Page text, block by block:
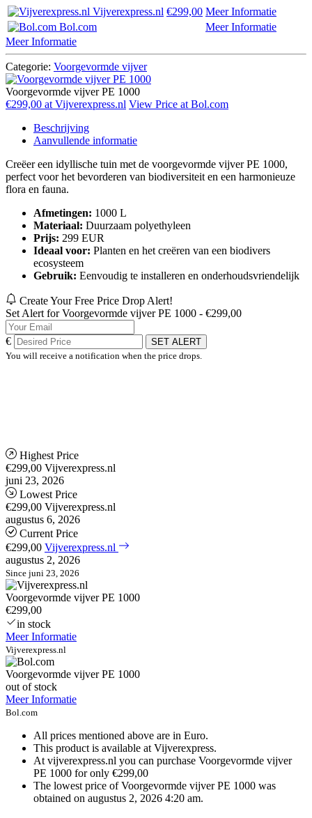
Vijverexpress.nl €299,00 Meer Informatie
Bol.com
Meer Informatie
Meer Informatie
Categorie: Voorgevormde vijver
Voorgevormde vijver PE 1000
€299,00 at Vijverexpress.nl View Price at Bol.com
Beschrijving
Aanvullende informatie
Creëer een idyllische tuin met de voorgevormde vijver PE 1000,
perfect voor het bevorderen van biodiversiteit en een harmonieuze
flora en fauna.
Afmetingen: 1000 L
Materiaal: Duurzaam polyethyleen
Prijs: 299 EUR
Ideaal voor: Planten en het creëren van een biodivers
ecosysteem
Gebruik: Eenvoudig te installeren en onderhoudsvriendelijk
Create Your Free Price Drop Alert!
Set Alert for Voorgevormde vijver PE 1000 - €299,00
€
SET ALERT
You will receive a notification when the price drops.
Highest Price
€299,00 Vijverexpress.nl
juni 23, 2026
Lowest Price
€299,00 Vijverexpress.nl
augustus 6, 2026
Current Price
€299,00 Vijverexpress.nl
augustus 2, 2026
Since juni 23, 2026
Voorgevormde vijver PE 1000
€299,00
in stock
Meer Informatie
Vijverexpress.nl
Voorgevormde vijver PE 1000
out of stock
Meer Informatie
Bol.com
All prices mentioned above are in Euro.
This product is available at Vijverexpress.
At vijverexpress.nl you can purchase Voorgevormde vijver
PE 1000 for only €299,00
The lowest price of Voorgevormde vijver PE 1000 was
obtained on augustus 2, 2026 4:20 am.